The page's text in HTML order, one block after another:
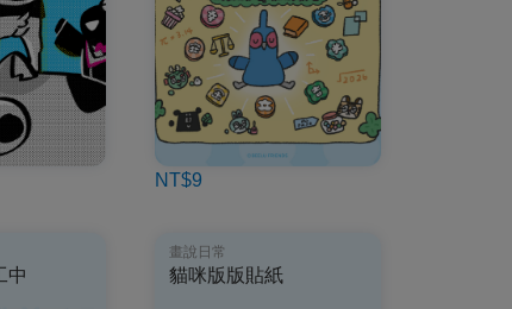
NT$9
中
畫說日常
貓咪版版貼紙